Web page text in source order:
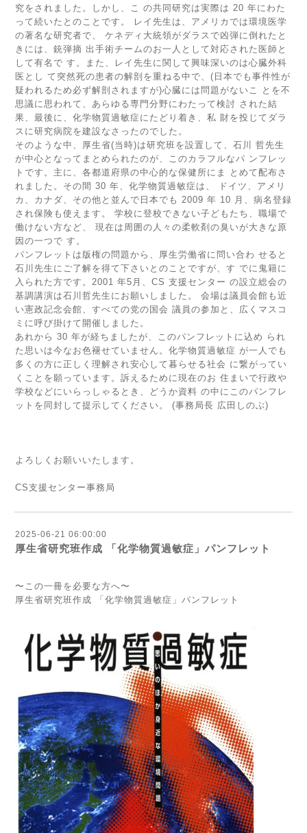
究をされました。しかし、こ の共同研究は実際は 20 年にわた
って続いたとのことです。 レイ先生は、アメリカでは環境医学
の著名な研究者で、 ケネディ大統領がダラスで凶弾に倒れたと
きには、銃弾摘 出手術チームのお一人として対応された医師と
して有名で す。また、レイ先生に関して興味深いのは心臓外科
医とし て突然死の患者の解剖を重ねる中で、(日本でも事件性が
疑われるため必ず解剖されますが)心臓には問題がないこ とを不
思議に思われて、あらゆる専門分野にわたって検討 された結
果、最後に、化学物質過敏症にたどり着き、私 財を投じてダラ
スに研究病院を建設なさったのでした。
そのような中、厚生省(当時)は研究班を設置して、石川 哲先生
が中心となってまとめられたのが、このカラフルなパ ンフレッ
トです。主に、各都道府県の中心的な保健所にま とめて配布さ
れました。その間 30 年、化学物質過敏症は、 ドイツ、アメリ
カ、カナダ、その他と並んで日本でも 2009 年 10 月、病名登録
され保険も使えます。 学校に登校できない子どもたち、職場で
働けない方など、 現在は周囲の人々の柔軟剤の臭いが大きな原
因の一つで す。
パンフレットは版権の問題から、厚生労働省に問い合わ せると
石川先生にご了解を得て下さいとのことですが、す でに鬼籍に
入られた方です。2001 年5月、CS 支援センター の設立総会の
基調講演は石川哲先生にお願いしました。 会場は議員会館も近
い憲政記念会館、すべての党の国会 議員の参加と、広くマスコ
ミに呼び掛けて開催しました。
あれから 30 年が経ちましたが、このパンフレットに込め られ
た思いは今なお色褪せていません。化学物質過敏症 が一人でも
多くの方に正しく理解され安心して暮らせる社会 に繋がってい
くことを願っています。訴えるために現在のお 住まいで行政や
学校などにいらっしゃるとき、どうか資料 の中にこのパンフレ
ットを同封して提示してください。 (事務局長 広田しのぶ)
よろしくお願いいたします。
CS支援センター事務局
2025-06-21 06:00:00
厚生省研究班作成 「化学物質過敏症」パンフレット
厚生省研究班作成 「化学物質過敏症」パンフレット